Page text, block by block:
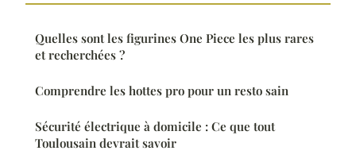
Quelles sont les figurines One Piece les plus rares
et recherchées ?
Comprendre les hottes pro pour un resto sain
Sécurité électrique à domicile : Ce que tout
Toulousain devrait savoir